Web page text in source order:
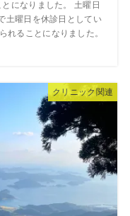
になりました。 土曜日
土曜日を休診日としてい
れることになりました。
クリニック関連